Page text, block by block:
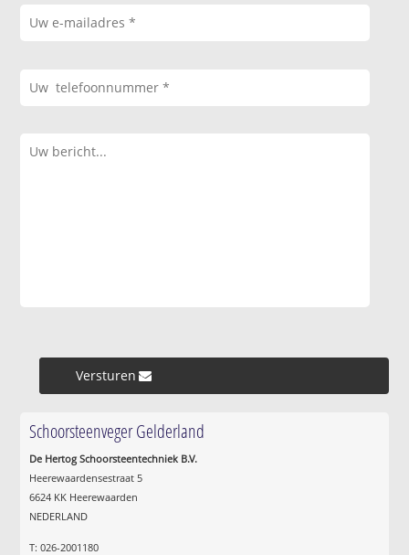
Versturen »
Schoorsteenveger Gelderland
De Hertog Schoorsteentechniek B.V.
Heerewaardensestraat 5
6624 KK Heerewaarden
NEDERLAND
T: 026-2001180